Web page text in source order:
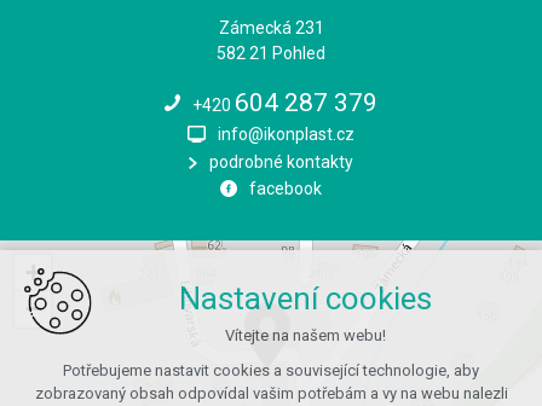
Zámecká 231
582 21 Pohled
+420 604 287 379
info@ikonplast.cz
podrobné kontakty
facebook
+
−
Nastavení cookies
Vítejte na našem webu!
Potřebujeme nastavit cookies a související technologie, aby
zobrazovaný obsah odpovídal vašim potřebám a vy na webu nalezli